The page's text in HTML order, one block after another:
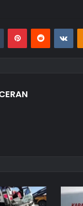
Tumblr PinterestReddit